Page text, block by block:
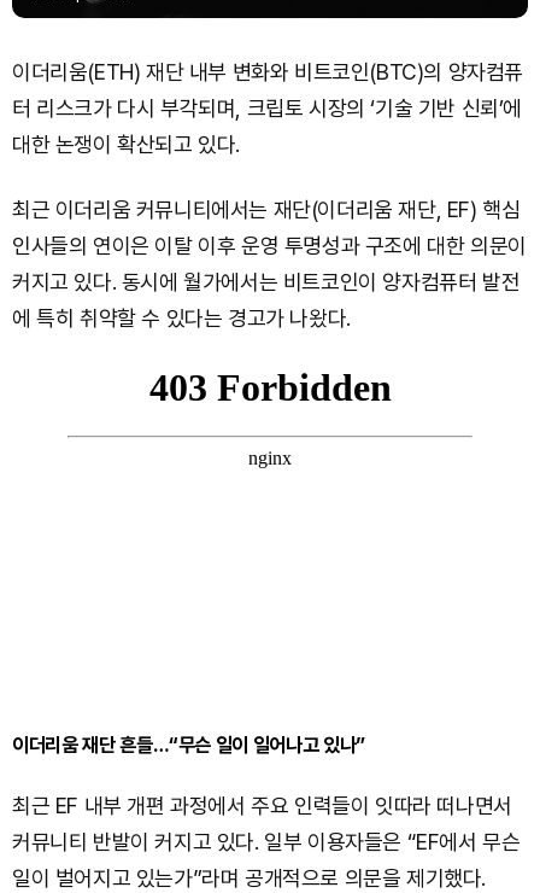
이더리움(ETH) 재단 내부 변화와 비트코인(BTC)의 양자컴퓨
터 리스크가 다시 부각되며, 크립토 시장의 ‘기술 기반 신뢰’에
대한 논쟁이 확산되고 있다.
최근 이더리움 커뮤니티에서는 재단(이더리움 재단, EF) 핵심
인사들의 연이은 이탈 이후 운영 투명성과 구조에 대한 의문이
커지고 있다. 동시에 월가에서는 비트코인이 양자컴퓨터 발전
에 특히 취약할 수 있다는 경고가 나왔다.
이더리움 재단 흔들…“무슨 일이 일어나고 있나”
최근 EF 내부 개편 과정에서 주요 인력들이 잇따라 떠나면서
커뮤니티 반발이 커지고 있다. 일부 이용자들은 “EF에서 무슨
일이 벌어지고 있는가”라며 공개적으로 의문을 제기했다.